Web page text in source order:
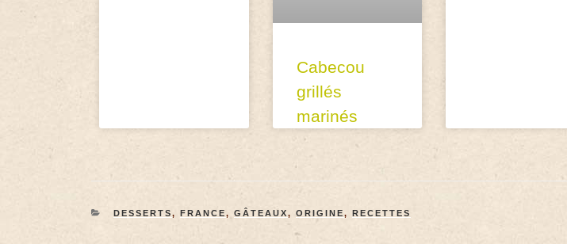
Cabecou
grillés
marinés
DESSERTS, FRANCE, GÂTEAUX, ORIGINE, RECETTES